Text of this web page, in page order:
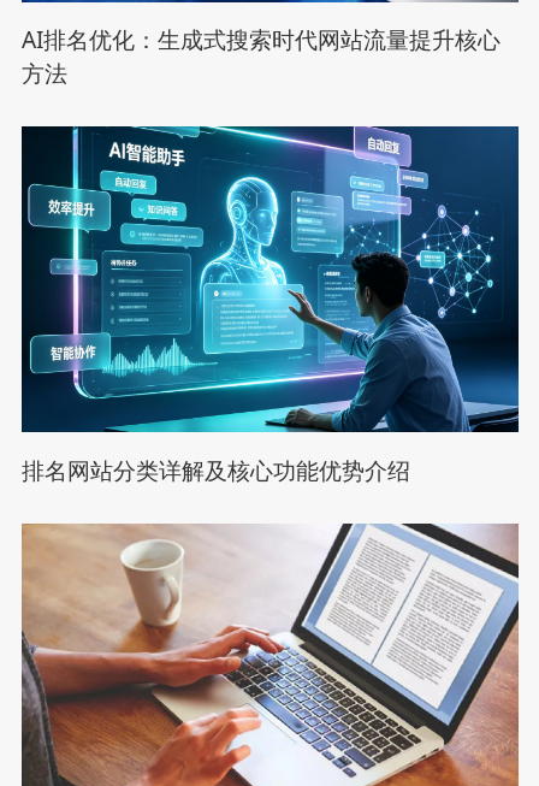
AI排名优化：生成式搜索时代网站流量提升核心
方法
排名网站分类详解及核心功能优势介绍